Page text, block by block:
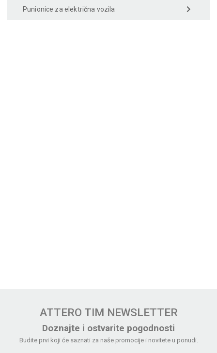
Punionice za električna vozila
ATTERO TIM NEWSLETTER
Doznajte i ostvarite pogodnosti
Budite prvi koji će saznati za naše promocije i novitete u ponudi.